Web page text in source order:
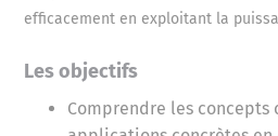
efficacement en exploitant la
Les objectifs
Comprendre les concepts